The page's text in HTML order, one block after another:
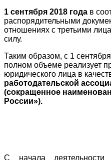
1 сентября 2018 года в
распорядительными
отношениях с третьими
силу.
Таким образом, с 1
полном объеме реализует
юридического лица в
работодательской
(сокращенное
России»).
С начала